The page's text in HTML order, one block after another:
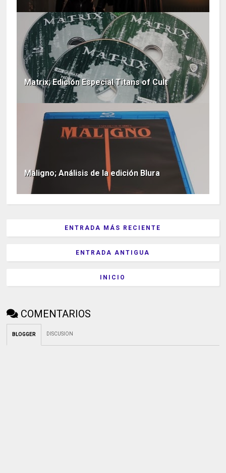
Matrix; Edición Especial Titans of Cult
Maligno; Análisis de la edición Blura
ENTRADA MÁS RECIENTE
ENTRADA ANTIGUA
INICIO
COMENTARIOS
BLOGGER DISCUSION